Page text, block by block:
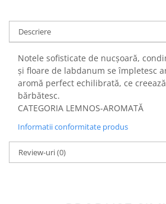
Descriere
Notele sofisticate de nucșoară,
și floare de labdanum se împletesc
aromă perfect echilibrată, ce
bărbătesc.
CATEGORIA LEMNOS-AROMATĂ
Informatii conformitate produs
Review-uri(0)